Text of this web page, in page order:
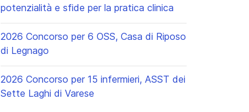
potenzialità e sfide per la pratica clinica
2026 Concorso per 6 OSS, Casa di Riposo
di Legnago
2026 Concorso per 15 infermieri, ASST dei
Sette Laghi di Varese